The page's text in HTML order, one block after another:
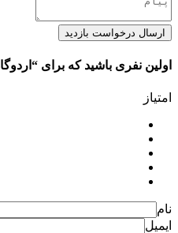
ارسال درخواست بازدید
اولین نفری باشید که برای
امتیاز
نام
ایمیل